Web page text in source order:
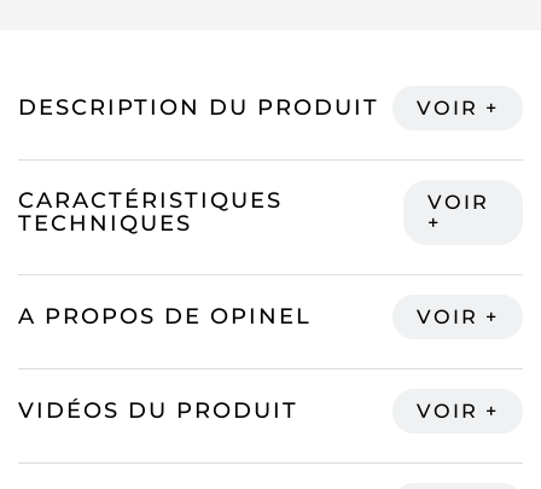
DESCRIPTION DU PRODUIT
CARACTÉRISTIQUES
TECHNIQUES
A PROPOS DE OPINEL
VIDÉOS DU PRODUIT